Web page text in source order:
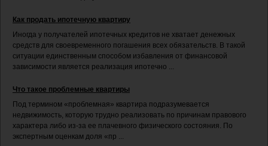
Как продать ипотечную квартиру
Иногда у получателей ипотечных кредитов не хватает денежных
средств для своевременного погашения всех обязательств. В такой
ситуации единственным способом избавления от финансовой
зависимости является реализация ипотечно ...
Что такое проблемные квартиры
Под термином «проблемная» квартира подразумевается
недвижимость, которую трудно реализовать по причинам правового
характера либо из-за ее плачевного физического состояния. По
экспертным оценкам доля «пр ...